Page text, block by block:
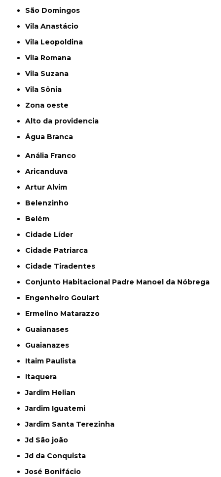
São Domingos
Vila Anastácio
Vila Leopoldina
Vila Romana
Vila Suzana
Vila Sônia
Zona oeste
alto da providencia
Água Branca
Anália Franco
Aricanduva
Artur Alvim
Belenzinho
Belém
Cidade Líder
Cidade Patriarca
Cidade Tiradentes
Conjunto Habitacional Padre Manoel da Nóbrega
Engenheiro Goulart
Ermelino Matarazzo
Guaianases
Guaianazes
Itaim Paulista
Itaquera
Jardim Helian
Jardim Iguatemi
Jardim Santa Terezinha
Jd São joão
Jd da Conquista
José Bonifácio